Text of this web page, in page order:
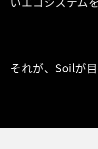
それが、Soilが